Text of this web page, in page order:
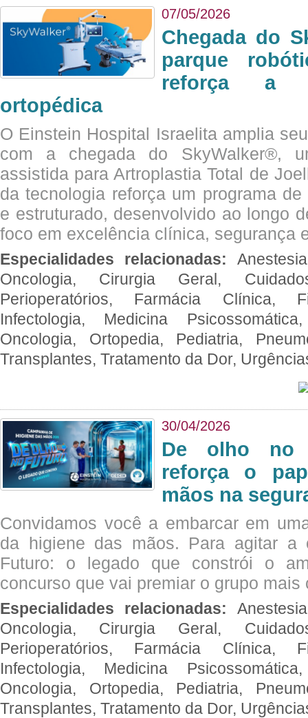
07/05/2026
Chegada do
parque
reforça a
ortopédica
O Einstein Hospital Israelita amplia
com a chegada do SkyWalker®,
assistida para Artroplastia Total de
da tecnologia reforça um programa
e estruturado, desenvolvido ao longo
foco em excelência clínica, segurança
Especialidades relacionadas:
Oncologia, Cirurgia Geral,
Perioperatórios, Farmácia Clínica,
Infectologia, Medicina
Oncologia, Ortopedia, Pediatria,
Transplantes, Tratamento da Dor,
30/04/2026
De olho no
reforça o
mãos na
Convidamos você a embarcar em
da higiene das mãos. Para agitar a
Futuro: o legado que constrói o
concurso que vai premiar o grupo mais
Especialidades relacionadas:
Oncologia, Cirurgia Geral,
Perioperatórios, Farmácia Clínica,
Infectologia, Medicina
Oncologia, Ortopedia, Pediatria,
Transplantes, Tratamento da Dor,